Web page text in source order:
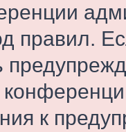
правил.
к